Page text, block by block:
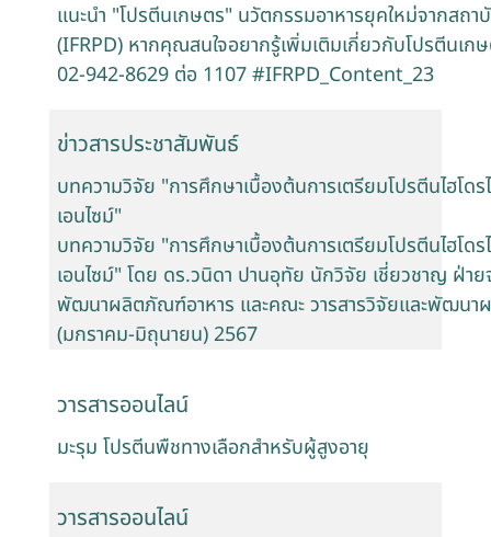
แนะนำ "โปรตีนเกษตร" นวัตกรรมอาหารยุคใหม่จากส
(IFRPD) หากคุณสนใจอยากรู้เพิ่มเติมเกี่ยวกับโปรตีน
02-942-8629 ต่อ 1107 #IFRPD_Content_23
ข่าวสารประชาสัมพันธ์
บทความวิจัย "การศึกษาเบื้องต้นการเตรียมโปรตีนไฮโด
เอนไซม์"
บทความวิจัย "การศึกษาเบื้องต้นการเตรียมโปรตีนไฮโด
เอนไซม์" โดย ดร.วนิดา ปานอุทัย นักวิจัย เชี่ยวชาญ ฝ่า
พัฒนาผลิตภัณฑ์อาหาร และคณะ วารสารวิจัยและพัฒน
(มกราคม-มิถุนายน) 2567
วารสารออนไลน์
มะรุม โปรตีนพืชทางเลือกสำหรับผู้สูงอายุ
วารสารออนไลน์